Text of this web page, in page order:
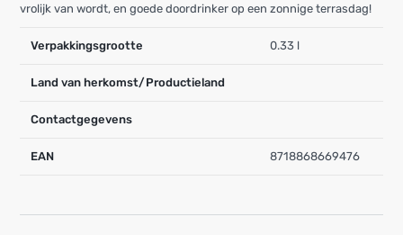
vrolijk van wordt, en goede doordrinker op een zonnige terrasdag!
Verpakkingsgrootte 0.33 l
Land van herkomst/Productieland
Contactgegevens
EAN 8718868669476